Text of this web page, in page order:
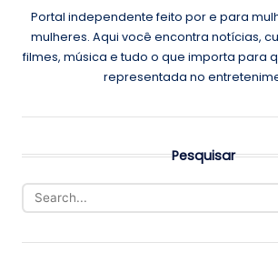
Portal independente feito por e para
mulheres. Aqui você encontra notícias,
filmes, música e tudo o que importa para
representada no
Pesquisar